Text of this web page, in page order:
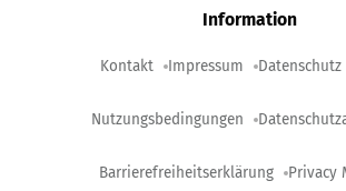
Information
Kontakt Impressum Datenschutz
Nutzungsbedingungen
Barrierefreiheitserklärung Privacy